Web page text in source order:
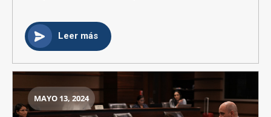
Leer más
MAYO 13, 2024